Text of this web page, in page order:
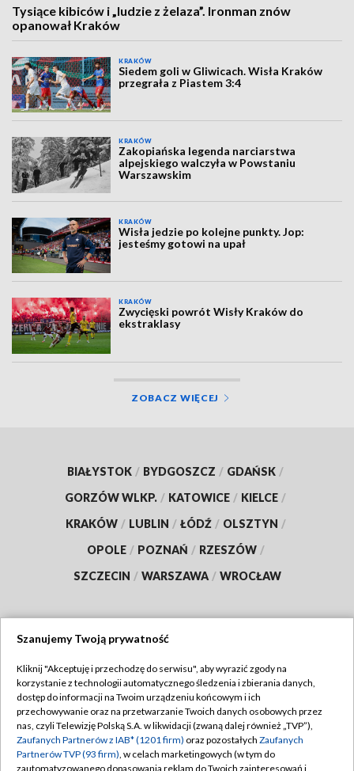
Tysiące kibiców i „ludzie z żelaza”. Ironman znów
opanował Kraków
KRAKÓW
Siedem goli w Gliwicach. Wisła Kraków
przegrała z Piastem 3:4
KRAKÓW
Zakopiańska legenda narciarstwa
alpejskiego walczyła w Powstaniu
Warszawskim
KRAKÓW
Wisła jedzie po kolejne punkty. Jop:
jesteśmy gotowi na upał
KRAKÓW
Zwycięski powrót Wisły Kraków do
ekstraklasy
ZOBACZ WIĘCEJ
BIAŁYSTOK / BYDGOSZCZ / GDAŃSK /
GORZÓW WLKP. / KATOWICE / KIELCE /
KRAKÓW / LUBLIN / ŁÓDŹ / OLSZTYN /
OPOLE / POZNAŃ / RZESZÓW /
SZCZECIN / WARSZAWA / WROCŁAW
TVP
Abonament TVP
Emisja w TVP
Centrum informacji TVP
Regulamin TVP
Polityka prywatności
Moje zgody
Szanujemy Twoją prywatność
Kliknij "Akceptuję i przechodzę do serwisu", aby wyrazić zgody na
korzystanie z technologii automatycznego śledzenia i zbierania danych,
dostęp do informacji na Twoim urządzeniu końcowym i ich
przechowywanie oraz na przetwarzanie Twoich danych osobowych przez
nas, czyli Telewizję Polską S.A. w likwidacji (zwaną dalej również „TVP”),
Zaufanych Partnerów z IAB* (1201 firm) oraz pozostałych Zaufanych
Partnerów TVP (93 firm), w celach marketingowych (w tym do
zautomatyzowanego dopasowania reklam do Twoich zainteresowań i